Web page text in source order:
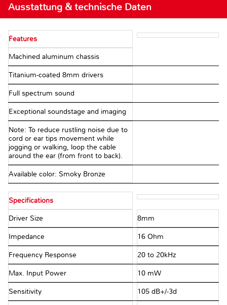
Ausstattung & technische Daten
Features
Machined aluminum chassis
Titanium-coated 8mm drivers
Full spectrum sound
Exceptional soundstage and imaging
Note: To reduce rustling noise due to
cord or ear tips movement while
jogging or walking, loop the cable
around the ear (from front to back).
Available color: Smoky Bronze
Specifications
Driver Size 8mm
Impedance 16 Ohm
Frequency Response 20 to 20kHz
Max. Input Power 10 mW
Sensitivity 105 dB+/-3d